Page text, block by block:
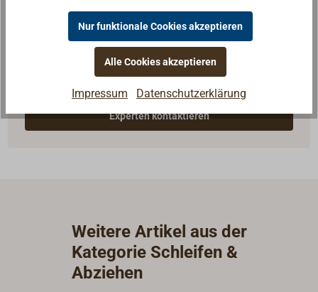
Fragen zum Artikel?
Reden Sie mit Handwerkern, Bootsbauern und
Seglerinnen. Wir verstehen Ihre Fragen und geben die
passende Antwort.
Experten kontaktieren
Weitere Artikel aus der
Kategorie Schleifen &
Abziehen
Nur funktionale Cookies akzeptieren
Alle Cookies akzeptieren
Impressum Datenschutzerklärung